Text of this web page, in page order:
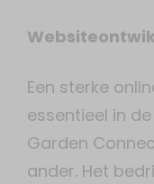
Een sterke
essentieel in
Garden
ander. Het